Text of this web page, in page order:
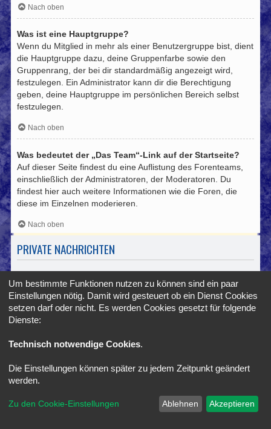
Nach oben
Was ist eine Hauptgruppe?
Wenn du Mitglied in mehr als einer Benutzergruppe bist, dient
die Hauptgruppe dazu, deine Gruppenfarbe sowie den
Gruppenrang, der bei dir standardmäßig angezeigt wird,
festzulegen. Ein Administrator kann dir die Berechtigung
geben, deine Hauptgruppe im persönlichen Bereich selbst
festzulegen.
Nach oben
Was bedeutet der „Das Team“-Link auf der Startseite?
Auf dieser Seite findest du eine Auflistung des Forenteams,
einschließlich der Administratoren, der Moderatoren. Du
findest hier auch weitere Informationen wie die Foren, die
diese im Einzelnen moderieren.
Nach oben
PRIVATE NACHRICHTEN
Hierfür kann es drei Gründe geben: Entweder bist du nicht
registriert und / oder nicht angemeldet, oder die Board-
Administration hat Private Nachrichten für das komplette
Forum ausgeschaltet. Außerdem könnte es sein, dass der
verschicken, entzogen hat. Kontaktiere einen Administrator,
Nach oben
Ich bekomme ständig unerwünschte Private Nachrichten!
Um bestimmte Funktionen nutzen zu können sind ein paar
Einstellungen nötig. Damit wird gesteuert ob ein Dienst Cookies
setzen darf oder nicht. Es werden Cookies gesetzt für folgende
Dienste:
Technisch notwendige Cookies.
Die Einstellungen können später zu jedem Zeitpunkt geändert
werden.
Zu den Cookie-Einstellungen Ablehnen Akzeptieren